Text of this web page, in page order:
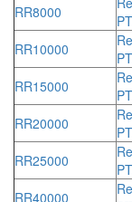
RR8000
RR10000
RR15000
RR20000
RR25000
RR40000